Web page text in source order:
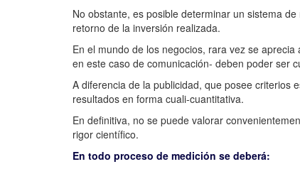
No obstante, es posible determinar un sistema
retorno de la inversión realizada.
En el mundo de los negocios, rara vez se
en este caso de comunicación- deben poder ser
A diferencia de la publicidad, que posee criterios
resultados en forma cuali-cuantitativa.
En definitiva, no se puede valorar
rigor científico.
En todo proceso de medición se deberá: